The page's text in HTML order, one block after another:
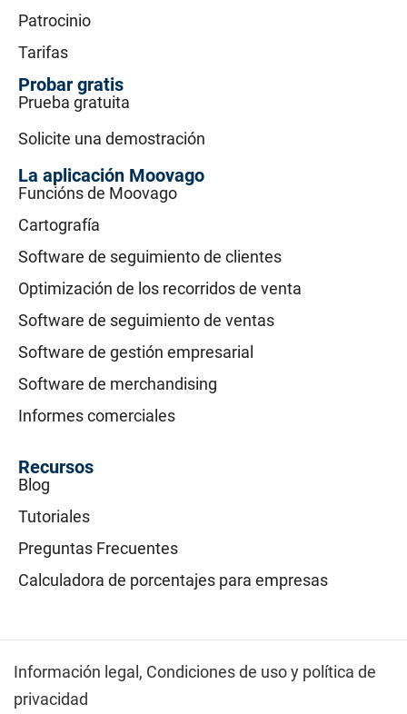
Patrocinio
Tarifas
Probar gratis
Prueba gratuita
Solicite una demostración
La aplicación Moovago
Funcións de Moovago
Cartografía
Software de seguimiento de clientes
Optimización de los recorridos de venta
Software de seguimiento de ventas
Software de gestión empresarial
Software de merchandising
Informes comerciales
Recursos
Blog
Tutoriales
Preguntas Frecuentes
Calculadora de porcentajes para empresas
Información legal, Condiciones de uso y política de
privacidad